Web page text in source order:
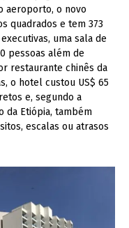
aeroporto, o novo
quadrados e tem 373
uma sala de
pessoas além de
restaurante chinês da
o hotel custou US$ 65
e, segundo a
da Etiópia, também
escalas ou atrasos